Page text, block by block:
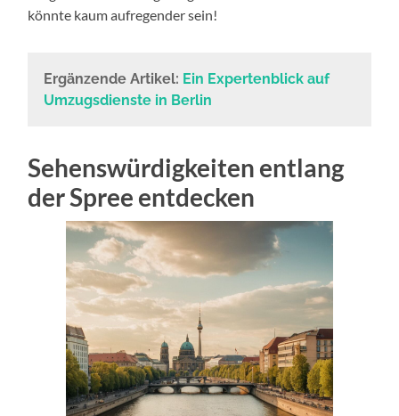
könnte kaum aufregender sein!
Ergänzende Artikel: Ein Expertenblick auf
Umzugsdienste in Berlin
Sehenswürdigkeiten entlang
der Spree entdecken